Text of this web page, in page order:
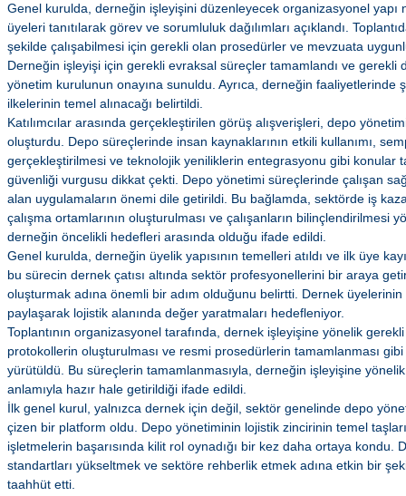
Genel kurulda, derneğin işleyişini düzenleyecek organizasyonel yapı
üyeleri tanıtılarak görev ve sorumluluk dağılımları açıklandı.
şekilde çalışabilmesi için gerekli olan prosedürler ve mevzuata
Derneğin işleyişi için gerekli evraksal süreçler tamamlandı ve gerekli
yönetim kurulunun onayına sunuldu. Ayrıca, derneğin faaliyetlerinde
ilkelerinin temel alınacağı belirtildi.
Katılımcılar arasında gerçekleştirilen görüş alışverişleri, depo
oluşturdu. Depo süreçlerinde insan kaynaklarının etkili kullanımı,
gerçekleştirilmesi ve teknolojik yeniliklerin entegrasyonu gibi konular
güvenliği vurgusu dikkat çekti. Depo yönetimi süreçlerinde çalışan
alan uygulamaların önemi dile getirildi. Bu bağlamda, sektörde iş
çalışma ortamlarının oluşturulması ve çalışanların bilinçlendirilmesi
derneğin öncelikli hedefleri arasında olduğu ifade edildi.
Genel kurulda, derneğin üyelik yapısının temelleri atıldı ve ilk üye
bu sürecin dernek çatısı altında sektör profesyonellerini bir araya
oluşturmak adına önemli bir adım olduğunu belirtti. Dernek
paylaşarak lojistik alanında değer yaratmaları hedefleniyor.
Toplantının organizasyonel tarafında, dernek işleyişine yönelik
protokollerin oluşturulması ve resmi prosedürlerin tamamlanması
yürütüldü. Bu süreçlerin tamamlanmasıyla, derneğin işleyişine
anlamıyla hazır hale getirildiği ifade edildi.
İlk genel kurul, yalnızca dernek için değil, sektör genelinde depo
çizen bir platform oldu. Depo yönetiminin lojistik zincirinin temel
işletmelerin başarısında kilit rol oynadığı bir kez daha ortaya kondu.
standartları yükseltmek ve sektöre rehberlik etmek adına etkin bir
taahhüt etti.